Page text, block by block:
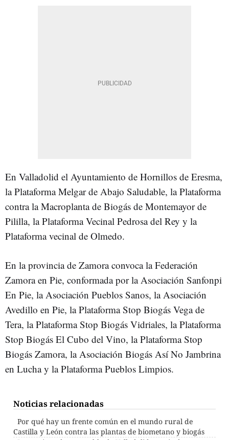
En Valladolid el Ayuntamiento de Hornillos de Eresma,
la Plataforma Melgar de Abajo Saludable, la Plataforma
contra la Macroplanta de Biogás de Montemayor de
Pililla, la Plataforma Vecinal Pedrosa del Rey y la
Plataforma vecinal de Olmedo.
En la provincia de Zamora convoca la Federación
Zamora en Pie, conformada por la Asociación Sanfonpi
En Pie, la Asociación Pueblos Sanos, la Asociación
Avedillo en Pie, la Plataforma Stop Biogás Vega de
Tera, la Plataforma Stop Biogás Vidriales, la Plataforma
Stop Biogás El Cubo del Vino, la Plataforma Stop
Biogás Zamora, la Asociación Biogás Así No Jambrina
en Lucha y la Plataforma Pueblos Limpios.
Noticias relacionadas
Por qué hay un frente común en el mundo rural de
Castilla y León contra las plantas de biometano y biogás